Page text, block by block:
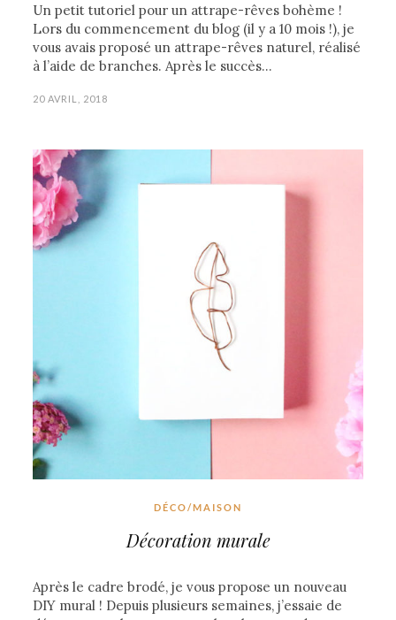
Un petit tutoriel pour un attrape-rêves bohème !
Lors du commencement du blog (il y a 10 mois !), je
vous avais proposé un attrape-rêves naturel, réalisé
à l’aide de branches. Après le succès…
20 AVRIL, 2018
DÉCO/MAISON
Décoration murale
Après le cadre brodé, je vous propose un nouveau
DIY mural ! Depuis plusieurs semaines, j’essaie de